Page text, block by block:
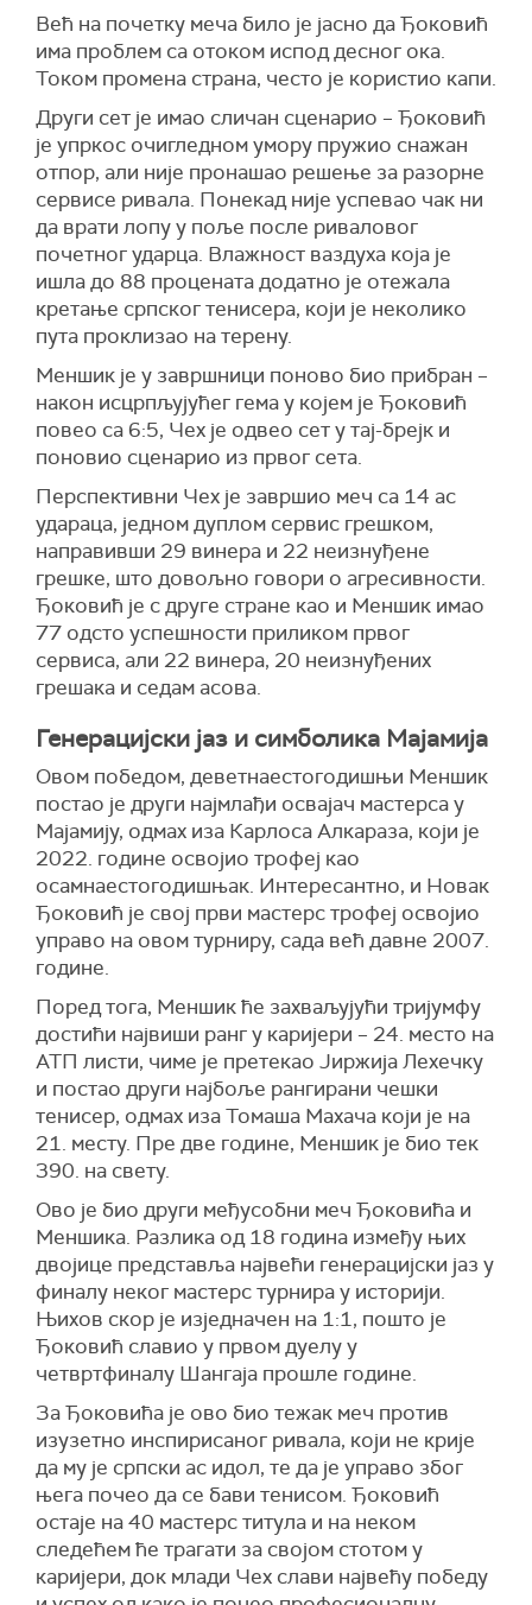
Већ на почетку меча било је јасно да Ђоковић
има проблем са отоком испод десног ока.
Током промена страна, често је користио капи.
Други сет је имао сличан сценарио – Ђоковић
је упркос очигледном умору пружио снажан
отпор, али није пронашао решење за разорне
сервисе ривала. Понекад није успевао чак ни
да врати лопу у поље после риваловог
почетног ударца. Влажност ваздуха која је
ишла до 88 процената додатно је отежала
кретање српског тенисера, који је неколико
пута проклизао на терену.
Меншик је у завршници поново био прибран –
након исцрпљујућег гема у којем је Ђоковић
повео са 6:5, Чех је одвео сет у тај-брејк и
поновио сценарио из првог сета.
Перспективни Чех је завршио меч са 14 ас
удараца, једном дуплом сервис грешком,
направивши 29 винера и 22 неизнуђене
грешке, што довољно говори о агресивности.
Ђоковић је с друге стране као и Меншик имао
77 одсто успешности приликом првог
сервиса, али 22 винера, 20 неизнуђених
грешака и седам асова.
Генерацијски јаз и симболика Мајамија
Овом победом, деветнаестогодишњи Меншик
постао је други најмлађи освајач мастерса у
Мајамију, одмах иза Карлоса Алкараза, који је
2022. године освојио трофеј као
осамнаестогодишњак. Интересантно, и Новак
Ђоковић је свој први мастерс трофеј освојио
управо на овом турниру, сада већ давне 2007.
године.
Поред тога, Меншик ће захваљујући тријумфу
достићи највиши ранг у каријери – 24. место на
АТП листи, чиме је претекао Јиржија Лехечку
и постао други најбоље рангирани чешки
тенисер, одмах иза Томаша Махача који је на
21. месту. Пре две године, Меншик је био тек
390. на свету.
Ово је био други међусобни меч Ђоковића и
Меншика. Разлика од 18 година између њих
двојице представља највећи генерацијски јаз у
финалу неког мастерс турнира у историји.
Њихов скор је изједначен на 1:1, пошто је
Ђоковић славио у првом дуелу у
четвртфиналу Шангаја прошле године.
За Ђоковића је ово био тежак меч против
изузетно инспирисаног ривала, који не крије
да му је српски ас идол, те да је управо због
њега почео да се бави тенисом. Ђоковић
остаје на 40 мастерс титула и на неком
следећем ће трагати за својом стотом у
каријери, док млади Чех слави највећу победу